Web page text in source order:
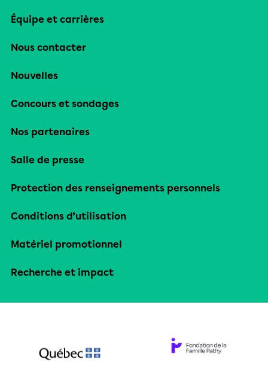
Équipe et carrières
Nous contacter
Nouvelles
Concours et sondages
Nos partenaires
Salle de presse
Protection des renseignements personnels
Conditions d’utilisation
Matériel promotionnel
Recherche et impact